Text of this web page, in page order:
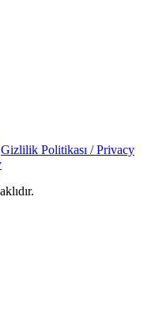
Gizlilik Politikası / Privacy